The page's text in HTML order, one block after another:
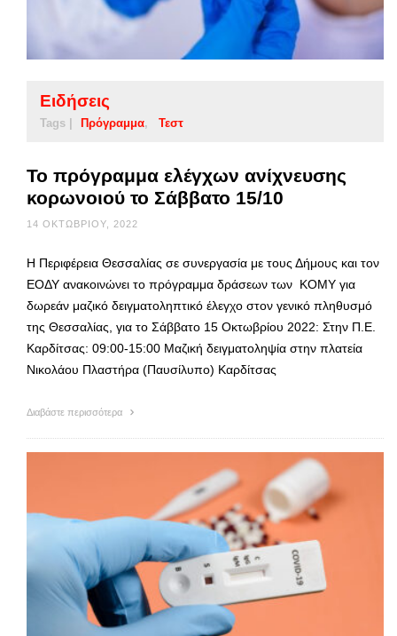
Ειδήσεις
Tags | Πρόγραμμα Τεστ
Το πρόγραμμα ελέγχων ανίχνευσης
κορωνοιού το Σάββατο 15/10
14 ΟΚΤΩΒΡΊΟΥ, 2022
Η Περιφέρεια Θεσσαλίας σε συνεργασία με τους Δήμους και τον
ΕΟΔΥ ανακοινώνει το πρόγραμμα δράσεων των ΚΟΜΥ για
δωρεάν μαζικό δειγματοληπτικό έλεγχο στον γενικό πληθυσμό
της Θεσσαλίας, για το Σάββατο 15 Οκτωβρίου 2022: Στην Π.Ε.
Καρδίτσας: 09:00-15:00 Μαζική δειγματοληψία στην πλατεία
Νικολάου Πλαστήρα (Παυσίλυπο) Καρδίτσας
Διαβάστε περισσότερα